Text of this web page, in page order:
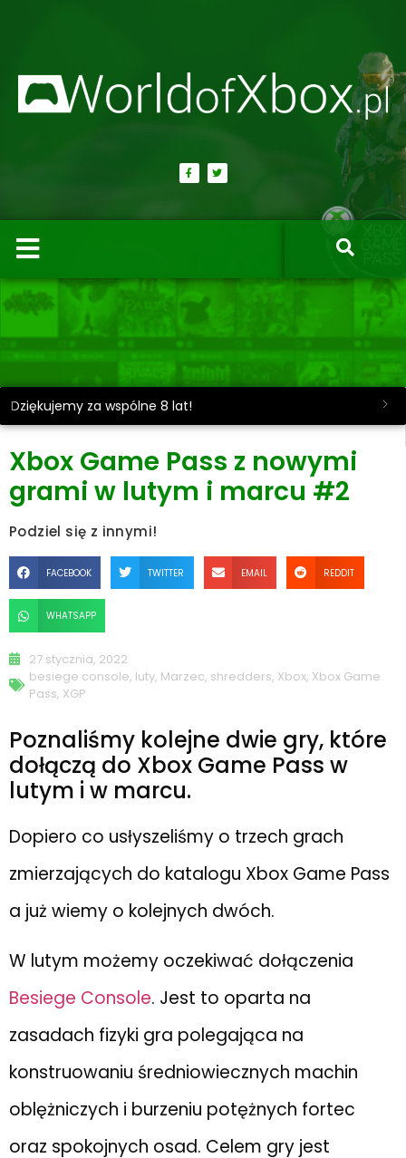
Dziękujemy za wspólne 8 lat!
Xbox Game Pass z nowymi
grami w lutym i marcu #2
Podziel się z innymi!
FACEBOOK TWITTER EMAIL REDDIT
WHATSAPP
27 stycznia, 2022
besiege console, luty, Marzec, shredders, Xbox, Xbox Game
Pass, XGP
Poznaliśmy kolejne dwie gry, które
dołączą do Xbox Game Pass w
lutym i w marcu.
Dopiero co usłyszeliśmy o trzech grach
zmierzających do katalogu Xbox Game Pass
a już wiemy o kolejnych dwóch.
W lutym możemy oczekiwać dołączenia
Besiege Console. Jest to oparta na
zasadach fizyki gra polegająca na
konstruowaniu średniowiecznych machin
oblężniczych i burzeniu potężnych fortec
oraz spokojnych osad. Celem gry jest